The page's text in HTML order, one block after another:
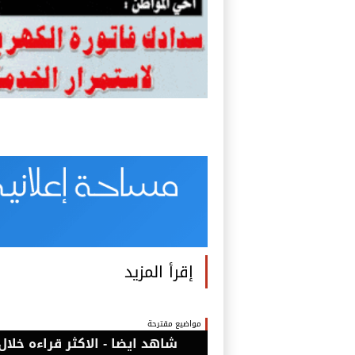
إقرأ المزيد
مواضيع مقترحة
شاهد ايضا - الاكثر قراءه خلال 24